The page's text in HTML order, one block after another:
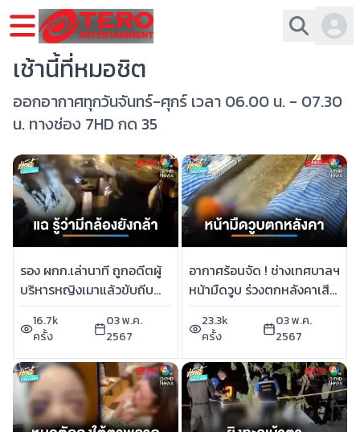
เช้านี้ที่หมอชิต
ออกอากาศทุกวันจันทร์-ศุกร์ เวลา 06.00 น. - 07.30
น. ทางช่อง 7HD กด 35
รอง ผกก.เล่านาที ถูกอดีตผู้
บริหารหญิงเมาแล้วขับถีบ
แฉ รู้ว่ามีกล้องยังกล้า | เช้านี้
ที่หมอชิต
16.7k
ครั้ง
03 พ.ค.
2567
อากาศร้อนจัด ! ช่างเทศบาลฯ
หน้ามืดวูบ ร่วงตกหลังคาเสีย
ชีวิต | เช้านี้ที่หมอชิต
23.3k
ครั้ง
03 พ.ค.
2567